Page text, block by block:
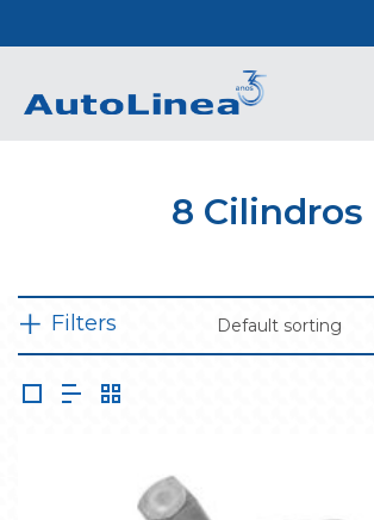
8 Cilindros
Filters